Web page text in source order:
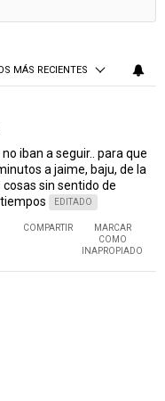
MÁS RECIENTES
iban a seguir.. para que
a jaime, baju, de la
sin sentido de
EDITADO
COMPARTIR
MARCAR
COMO
INAPROPIADO